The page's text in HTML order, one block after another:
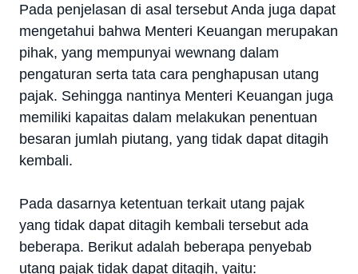
Pada penjelasan di asal tersebut Anda juga dapat
mengetahui bahwa Menteri Keuangan merupakan
pihak, yang mempunyai wewnang dalam
pengaturan serta tata cara penghapusan utang
pajak. Sehingga nantinya Menteri Keuangan juga
memiliki kapaitas dalam melakukan penentuan
besaran jumlah piutang, yang tidak dapat ditagih
kembali.
Pada dasarnya ketentuan terkait utang pajak
yang tidak dapat ditagih kembali tersebut ada
beberapa. Berikut adalah beberapa penyebab
utang pajak tidak dapat ditagih, yaitu: